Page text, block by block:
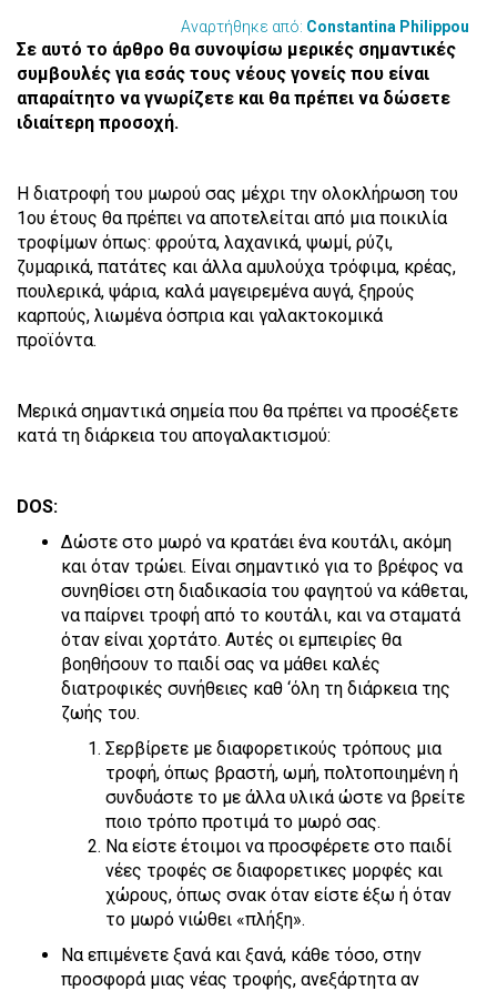
Αναρτήθηκε από: Constantina Philippou
Σε αυτό το άρθρο θα συνοψίσω μερικές σημαντικές
συμβουλές για εσάς τους νέους γονείς που είναι
απαραίτητο να γνωρίζετε και θα πρέπει να δώσετε
ιδιαίτερη προσοχή.
Η διατροφή του μωρού σας μέχρι την ολοκλήρωση του
1ου έτους θα πρέπει να αποτελείται από μια ποικιλία
τροφίμων όπως: φρούτα, λαχανικά, ψωμί, ρύζι,
ζυμαρικά, πατάτες και άλλα αμυλούχα τρόφιμα, κρέας,
πουλερικά, ψάρια, καλά μαγειρεμένα αυγά, ξηρούς
καρπούς, λιωμένα όσπρια και γαλακτοκομικά
προϊόντα.
Μερικά σημαντικά σημεία που θα πρέπει να προσέξετε
κατά τη διάρκεια του απογαλακτισμού:
DOS:
Δώστε στο μωρό να κρατάει ένα κουτάλι, ακόμη
και όταν τρώει. Είναι σημαντικό για το βρέφος να
συνηθίσει στη διαδικασία του φαγητού να κάθεται,
να παίρνει τροφή από το κουτάλι, και να σταματά
όταν είναι χορτάτο. Αυτές οι εμπειρίες θα
βοηθήσουν το παιδί σας να μάθει καλές
διατροφικές συνήθειες καθ ‘όλη τη διάρκεια της
ζωής του.
Σερβίρετε με διαφορετικούς τρόπους μια
τροφή, όπως βραστή, ωμή, πολτοποιημένη ή
συνδυάστε το με άλλα υλικά ώστε να βρείτε
ποιο τρόπο προτιμά το μωρό σας.
Να είστε έτοιμοι να προσφέρετε στο παιδί
νέες τροφές σε διαφορετικες μορφές και
χώρους, όπως σνακ όταν είστε έξω ή όταν
το μωρό νιώθει «πλήξη».
Να επιμένετε ξανά και ξανά, κάθε τόσο, στην
προσφορά μιας νέας τροφής, ανεξάρτητα αν